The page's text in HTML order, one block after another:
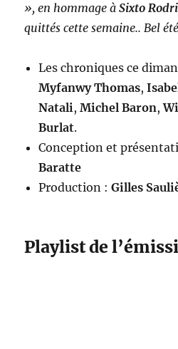
», en hommage àSixto
quittés cette semaine.. Bel
Les chroniques ce
Myfanwy Thomas,
Natali,Michel Baron,
Burlat.
Conception et
Baratte
Production :Gilles
Playlist de